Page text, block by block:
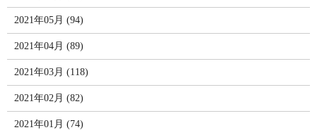
2021年05月 (94)
2021年04月 (89)
2021年03月 (118)
2021年02月 (82)
2021年01月 (74)